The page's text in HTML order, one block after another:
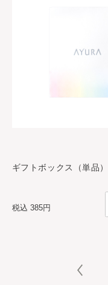
ギフトボックス（単品）
税込 385円